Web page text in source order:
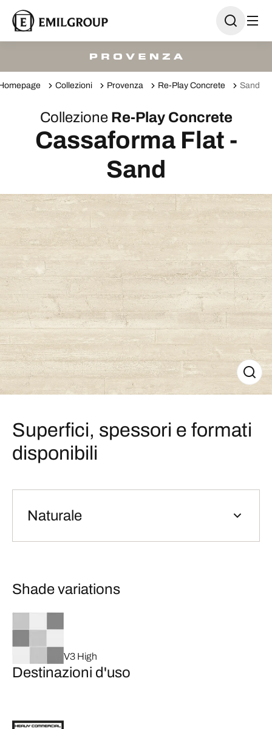
Collezioni Provenza Re-Play Concrete Sand
Collezione Re-Play Concrete
Cassaforma Flat -
Sand
Superfici, spessori e formati
disponibili
Naturale
Shade variations
V3 High
Destinazioni d'uso